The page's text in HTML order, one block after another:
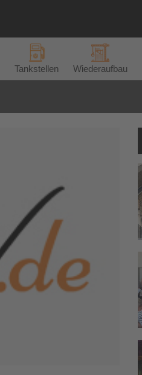
Tankstellen Wiederaufbau